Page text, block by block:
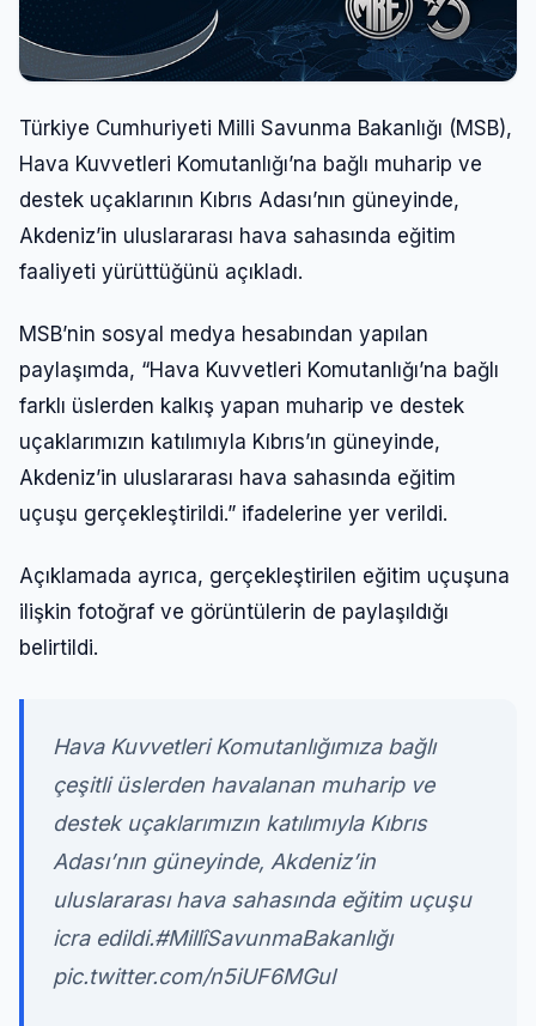
Türkiye Cumhuriyeti Milli Savunma Bakanlığı (MSB),
Hava Kuvvetleri Komutanlığı’na bağlı muharip ve
destek uçaklarının Kıbrıs Adası’nın güneyinde,
Akdeniz’in uluslararası hava sahasında eğitim
faaliyeti yürüttüğünü açıkladı.
MSB’nin sosyal medya hesabından yapılan
paylaşımda, “Hava Kuvvetleri Komutanlığı’na bağlı
farklı üslerden kalkış yapan muharip ve destek
uçaklarımızın katılımıyla Kıbrıs’ın güneyinde,
Akdeniz’in uluslararası hava sahasında eğitim
uçuşu gerçekleştirildi.” ifadelerine yer verildi.
Açıklamada ayrıca, gerçekleştirilen eğitim uçuşuna
ilişkin fotoğraf ve görüntülerin de paylaşıldığı
belirtildi.
Hava Kuvvetleri Komutanlığımıza bağlı
çeşitli üslerden havalanan muharip ve
destek uçaklarımızın katılımıyla Kıbrıs
Adası’nın güneyinde, Akdeniz’in
uluslararası hava sahasında eğitim uçuşu
icra edildi.#MillîSavunmaBakanlığı
pic.twitter.com/n5iUF6MGul